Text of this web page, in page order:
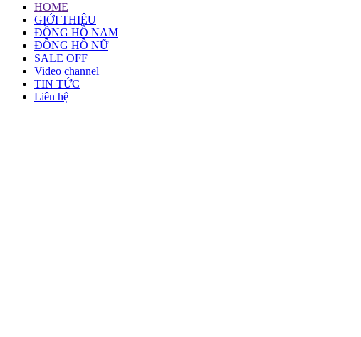
HOME
GIỚI THIỆU
ĐỒNG HỒ NAM
ĐỒNG HỒ NỮ
SALE OFF
Video channel
TIN TỨC
Liên hệ